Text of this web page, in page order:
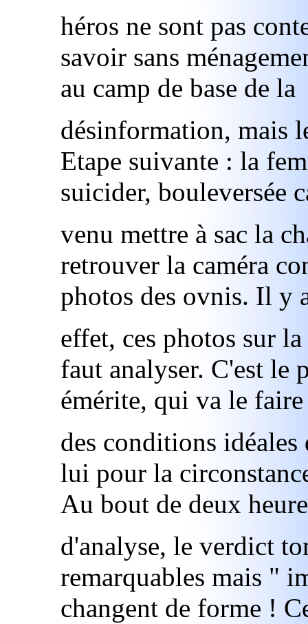
héros ne sont pas
savoir sans
au camp de base de la
désinformation, mais
Etape suivante : la
suicider, bouleversée
venu mettre à sac la
retrouver la caméra
photos des ovnis. Il y
effet, ces photos sur
faut analyser. C'est le
émérite, qui va le faire
des conditions
lui pour la
Au bout de deux
d'analyse, le verdict
remarquables mais "
changent de forme !